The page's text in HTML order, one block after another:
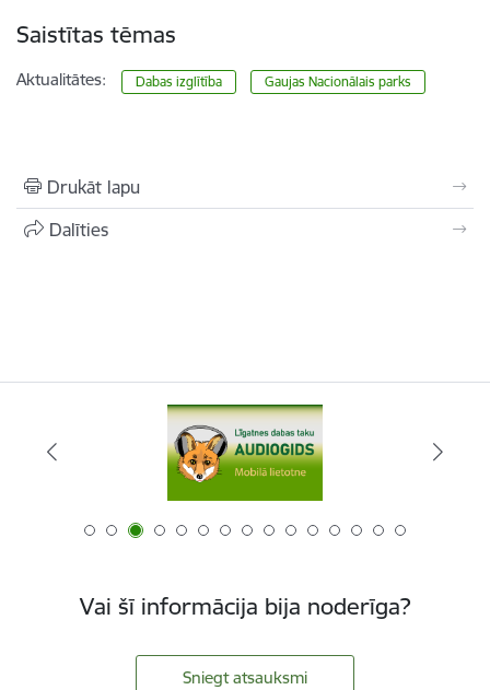
Saistītas tēmas
Aktualitātes: Dabas izglītība Gaujas Nacionālais parks
Drukāt lapu
Dalīties
Vai šī informācija bija noderīga?
Sniegt atsauksmi